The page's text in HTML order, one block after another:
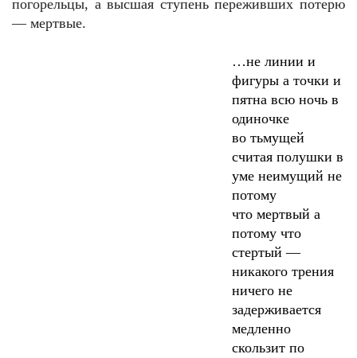
погорельцы, а высшая ступень переживших потерю
— мертвые.
…не линии и
фигуры а точки и
пятна всю ночь в
одиночке
во тьмущей
считая полушки в
уме неимущий не
потому
что мертвый а
потому что
стертый —
никакого трения
ничего не
задерживается
медленно
скользит по